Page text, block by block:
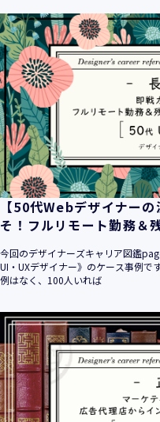
info@y-create.co.jp
電話番号：03-6712-
平成16年 2月 1日
平成21年 3月23日 改訂
平成23年 4月 1日 改訂
平成26年 9月10日 改訂
平成27年 6月24日 改訂
平成28年11月 1日 改訂
平成30年 7月 1日 改訂
令和6年 5月 1日 改訂
令和7年 2月17日 改訂
株式会社ユウクリ（以下
個人情報とは、個人の識
カード情報、ログインID
ドレス等において、特定
（他の情報と照合するこ
識別することができるこ
・当社の運営・提供する
ビス」といいます。）に
【50代Webデザイナー
そ！フルリモート勤務＆
今回のデザイナーズキャリア図鑑
UI・UXデザイナー》のケース事例で
例はなく、100人いれば